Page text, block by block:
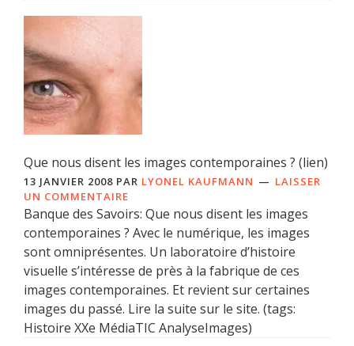
Que nous disent les images contemporaines ? (lien)
13 JANVIER 2008 PAR LYONEL KAUFMANN
LAISSER
UN COMMENTAIRE
Banque des Savoirs: Que nous disent les images
contemporaines ? Avec le numérique, les images
sont omniprésentes. Un laboratoire d’histoire
visuelle s’intéresse de près à la fabrique de ces
images contemporaines. Et revient sur certaines
images du passé. Lire la suite sur le site. (tags:
Histoire XXe MédiaTIC AnalyseImages)